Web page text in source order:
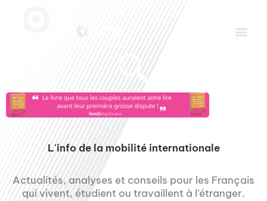
L'info de la mobilité internationale
Actualités, analyses et conseils pour les Français
qui vivent, étudient ou travaillent à l’étranger.